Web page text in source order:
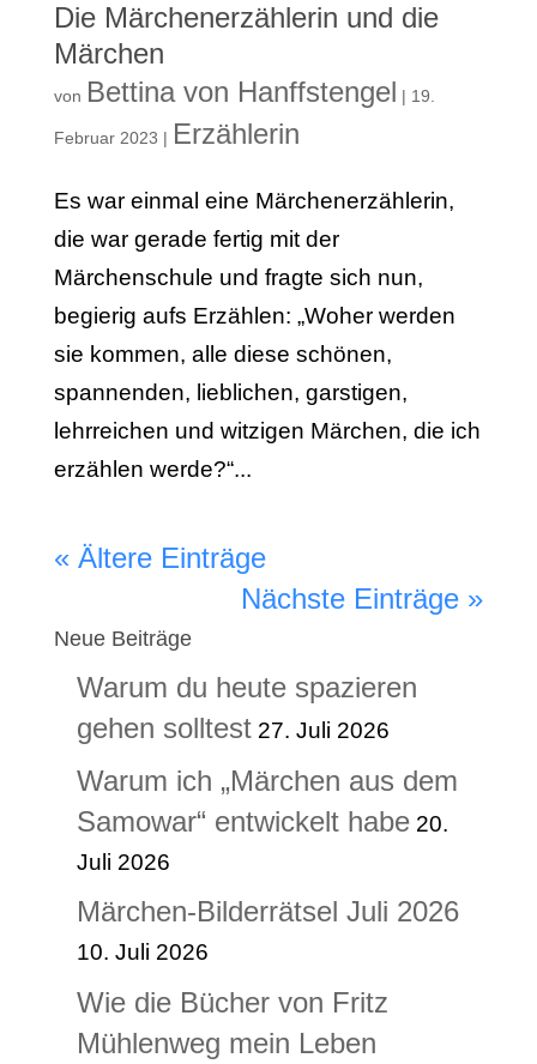
Die Märchenerzählerin und die
Märchen
von Bettina von Hanffstengel | 19.
Februar 2023 | Erzählerin
Es war einmal eine Märchenerzählerin,
die war gerade fertig mit der
Märchenschule und fragte sich nun,
begierig aufs Erzählen: „Woher werden
sie kommen, alle diese schönen,
spannenden, lieblichen, garstigen,
lehrreichen und witzigen Märchen, die ich
erzählen werde?“...
« Ältere Einträge
Nächste Einträge »
Neue Beiträge
Warum du heute spazieren
gehen solltest 27. Juli 2026
Warum ich „Märchen aus dem
Samowar“ entwickelt habe 20.
Juli 2026
Märchen-Bilderrätsel Juli 2026
10. Juli 2026
Wie die Bücher von Fritz
Mühlenweg mein Leben